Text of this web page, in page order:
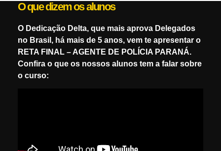
O que dizem os alunos
O Dedicação Delta, que mais aprova Delegados
no Brasil, há mais de 5 anos, vem te apresentar o
RETA FINAL – AGENTE DE POLÍCIA PARANÁ.
Confira o que os nossos alunos tem a falar sobre
o curso: